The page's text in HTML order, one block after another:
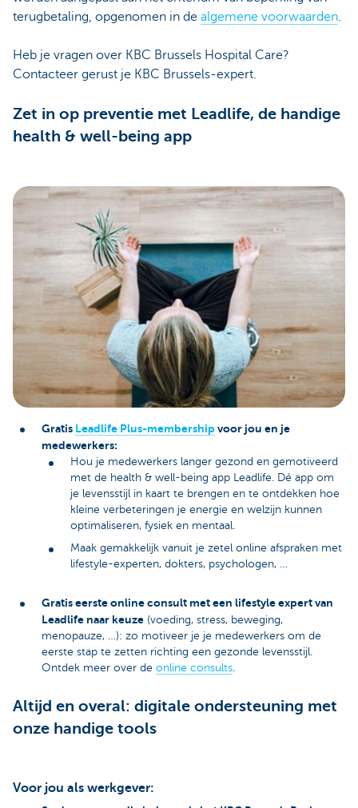
terugbetaling, opgenomen in de algemene voorwaarden.
Heb je vragen over KBC Brussels Hospital Care?
Contacteer gerust je KBC Brussels-expert.
Zet in op preventie met Leadlife, de handige
health & well-being app
Gratis Leadlife Plus-membership voor jou en je
medewerkers:
Hou je medewerkers langer gezond en gemotiveerd
met de health & well-being app Leadlife. Dé app om
je levensstijl in kaart te brengen en te ontdekken hoe
kleine verbeteringen je energie en welzijn kunnen
optimaliseren, fysiek en mentaal.
Maak gemakkelijk vanuit je zetel online afspraken met
lifestyle-experten, dokters, psychologen, …
Gratis eerste online consult met een lifestyle expert van
Leadlife naar keuze (voeding, stress, beweging,
menopauze, …): zo motiveer je je medewerkers om de
eerste stap te zetten richting een gezonde levensstijl.
Ontdek meer over de online consults
Altijd en overal: digitale ondersteuning met
onze handige tools
Voor jou als werkgever: